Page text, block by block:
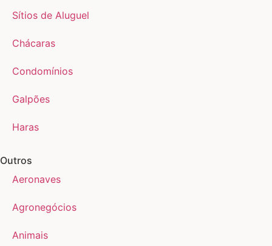
Sítios de Aluguel
Chácaras
Condomínios
Galpões
Haras
Outros
Aeronaves
Agronegócios
Animais